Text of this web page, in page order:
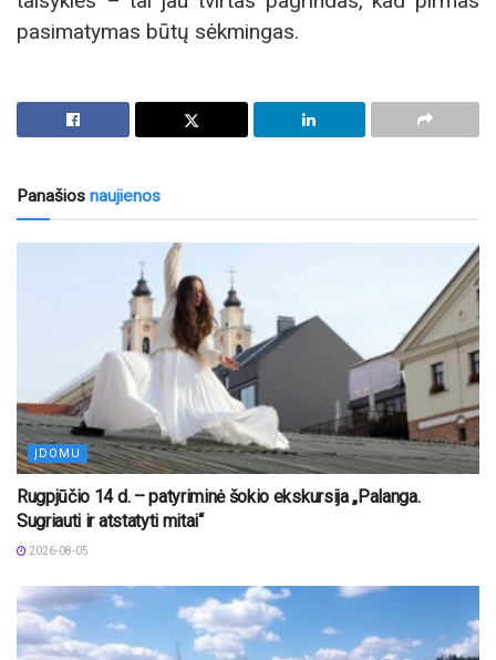
pasimatymas būtų sėkmingas.
Panašios naujienos
ĮDOMU
Rugpjūčio 14 d. – patyriminė šokio ekskursija „Palanga.
Sugriauti ir atstatyti mitai“
2026-08-05